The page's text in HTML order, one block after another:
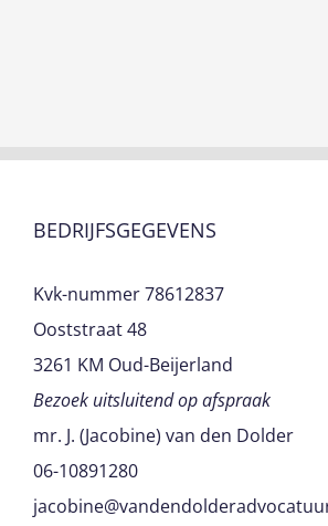
BEDRIJFSGEGEVENS
Kvk-nummer 78612837
Ooststraat 48
3261 KM Oud-Beijerland
Bezoek uitsluitend op afspraak
mr. J. (Jacobine) van den Dolder
06-10891280